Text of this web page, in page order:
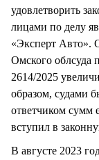
удовлетворить
лицами по делу
«Эксперт Авто».
Омского облсуда
2614/2025
образом, судами
ответчиком сумм
вступил в
В августе 2023